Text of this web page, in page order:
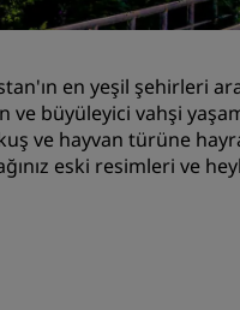
en yeşil şehirleri
ve büyüleyici vahşi
ve hayvan türüne
eski resimleri ve